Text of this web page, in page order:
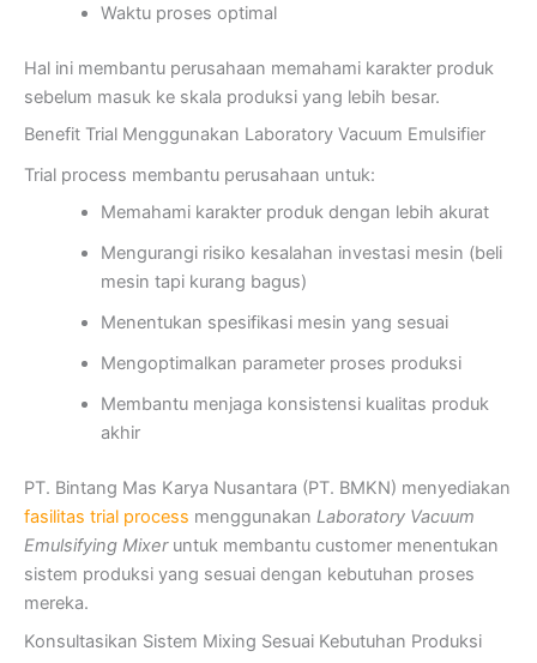
Waktu proses optimal
Hal ini membantu perusahaan memahami karakter produk
sebelum masuk ke skala produksi yang lebih besar.
Benefit Trial Menggunakan Laboratory Vacuum Emulsifier
Trial process membantu perusahaan untuk:
Memahami karakter produk dengan lebih akurat
Mengurangi risiko kesalahan investasi mesin (beli
mesin tapi kurang bagus)
Menentukan spesifikasi mesin yang sesuai
Mengoptimalkan parameter proses produksi
Membantu menjaga konsistensi kualitas produk
akhir
PT. Bintang Mas Karya Nusantara (PT. BMKN) menyediakan
fasilitas trial process menggunakan Laboratory Vacuum
Emulsifying Mixeruntuk membantu customer menentukan
sistem produksi yang sesuai dengan kebutuhan proses
mereka.
Konsultasikan Sistem Mixing Sesuai Kebutuhan Produksi